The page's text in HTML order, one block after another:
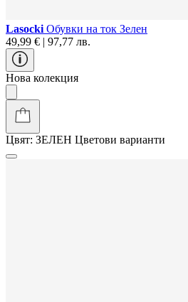
Lasocki Обувки на ток Зелен
49,99 € | 97,77 лв.
Нова колекция
Цвят: ЗЕЛЕН Цветови варианти